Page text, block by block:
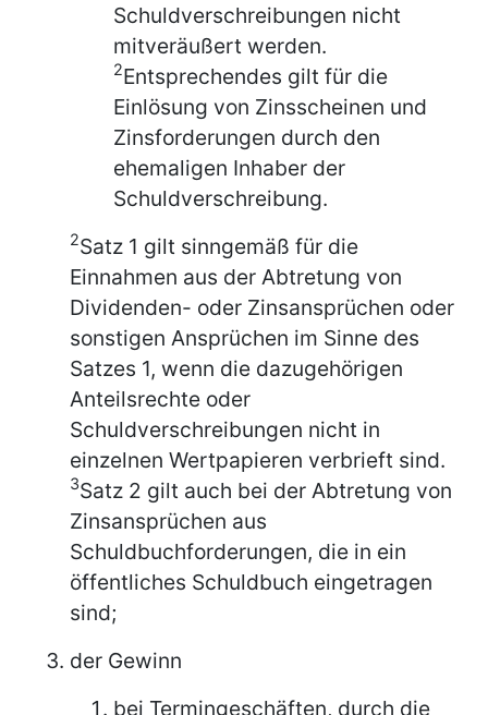
Schuldverschreibungen nicht
mitveräußert werden.
2Entsprechendes gilt für die
Einlösung von Zinsscheinen und
Zinsforderungen durch den
ehemaligen Inhaber der
Schuldverschreibung.
2Satz 1 gilt sinngemäß für die
Einnahmen aus der Abtretung von
Dividenden- oder Zinsansprüchen oder
sonstigen Ansprüchen im Sinne des
Satzes 1, wenn die dazugehörigen
Anteilsrechte oder
Schuldverschreibungen nicht in
einzelnen Wertpapieren verbrieft sind.
3Satz 2 gilt auch bei der Abtretung von
Zinsansprüchen aus
Schuldbuchforderungen, die in ein
öffentliches Schuldbuch eingetragen
sind;
der Gewinn
bei Termingeschäften, durch die